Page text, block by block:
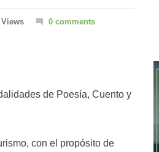
Views 0 comments
de Poesía, Cuento y
con el propósito de